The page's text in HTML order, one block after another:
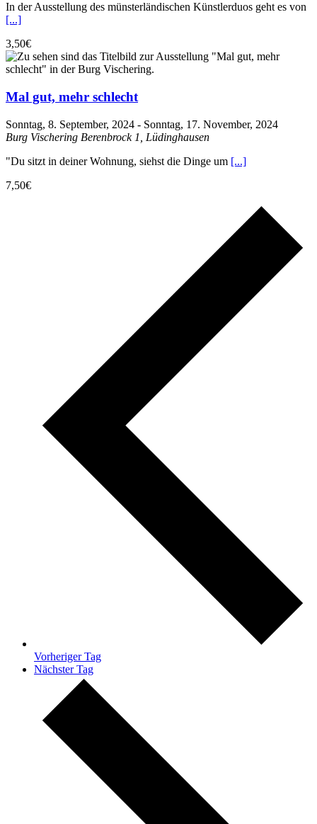
In der Ausstellung des münsterländischen Künstlerduos geht es von
[...]
3,50€
Mal gut, mehr schlecht
Sonntag, 8. September, 2024 - Sonntag, 17. November, 2024
Burg Vischering Berenbrock 1, Lüdinghausen
"Du sitzt in deiner Wohnung, siehst die Dinge um [...]
7,50€
Vorheriger Tag
Nächster Tag